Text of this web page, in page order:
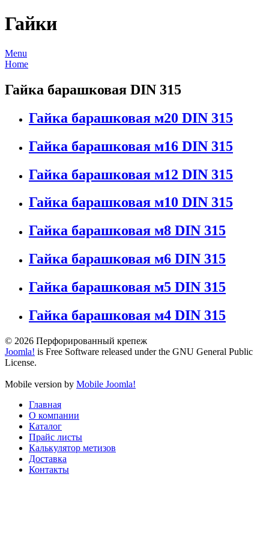
Гайки
Menu
Home
Гайка барашковая DIN 315
Гайка барашковая м20 DIN 315
Гайка барашковая м16 DIN 315
Гайка барашковая м12 DIN 315
Гайка барашковая м10 DIN 315
Гайка барашковая м8 DIN 315
Гайка барашковая м6 DIN 315
Гайка барашковая м5 DIN 315
Гайка барашковая м4 DIN 315
© 2026 Перфорированный крепеж
Joomla! is Free Software released under the GNU General Public
License.
Mobile version by Mobile Joomla!
Главная
О компании
Каталог
Прайс листы
Калькулятор метизов
Доставка
Контакты